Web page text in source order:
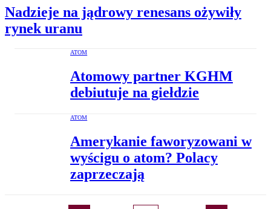
Nadzieje na jądrowy renesans ożywiły
rynek uranu
ATOM
Atomowy partner KGHM
debiutuje na giełdzie
ATOM
Amerykanie faworyzowani w
wyścigu o atom? Polacy
zaprzeczają